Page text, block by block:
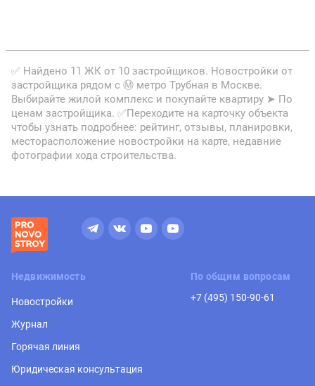
✅ Найдено 11 ЖК от 10 застройщиков. Новостройки от
застройщика рядом с Ⓜ метро Трубная в Москве.
Выбирайте жилой комплекс и покупайте квартиру ➤ По
ценам застройщика. ✅Переходите на карточку объекта
чтобы узнать подробнее: рейтинг, отзывы, планировки,
месторасположение новостройки на карте, недавние
фотографии хода строительства.
Недвижимость
Новостройки
Журнал
Горячая линия
Юридическая консультация
По общим вопросам
+7 (495) 150-90-61